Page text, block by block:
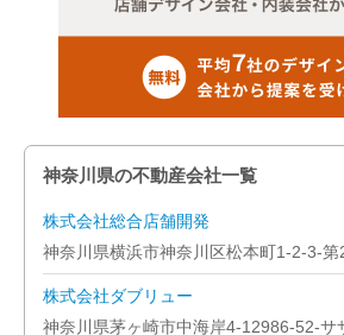
神奈川県の不動産会社一覧
株式会社総合店舗開発
神奈川県横浜市神奈川区松本町1-2-3-
株式会社ダブリュー
神奈川県茅ヶ崎市中海岸4-12986-52-サ